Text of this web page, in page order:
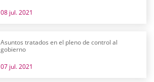
08 jul. 2021
Asuntos tratados en el pleno de control al
gobierno
07 jul. 2021